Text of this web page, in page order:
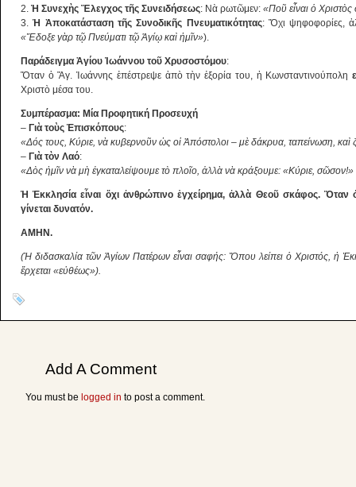
2. Ἡ Συνεχὴς Ἔλεγχος τῆς Συνειδήσεως: Νὰ ρωτῶμεν: «Ποῦ εἶναι ὁ
3.Ἡ Ἀποκατάσταση τῆς Συνοδικῆς Πνευματικότητας: Ὄχι ψηφοφορίες,
«Ἔδοξε γὰρ τῷ Πνεύματι τῷ Ἁγίῳ καὶ ἡμῖν»).
Παράδειγμα Ἁγίου Ἰωάννου τοῦ Χρυσοστόμου:
Ὅταν ὁ Ἅγ. Ἰωάννης ἐπέστρεψε ἀπὸ τὴν ἐξορία του, ἡ Κωνσταντινούπολη
Χριστὸ μέσα του.
Συμπέρασμα: Μία Προφητική Προσευχή
– Γιὰ τοὺς Ἐπισκόπους:
«Δός τους, Κύριε, νὰ κυβερνοῦν ὡς οἱ Ἀπόστολοι – μὲ δάκρυα, ταπείνωση, καὶ
– Γιὰ τὸν Λαό:
«Δὸς ἡμῖν νὰ μὴ ἐγκαταλείψουμε τὸ πλοῖο, ἀλλὰ νὰ κράξουμε: «Κύριε,
Ἡ Ἐκκλησία εἶναι ὄχι ἀνθρώπινο ἐγχείρημα, ἀλλὰ Θεοῦ σκάφος. Ὅταν
γίνεται δυνατόν.
ΑΜΗΝ.
(Ἡ διδασκαλία τῶν Ἁγίων Πατέρων εἶναι σαφής: Ὅπου λείπει ὁ Χριστός, ἡ
ἔρχεται «εὐθέως»).
Add A Comment
You must be logged in to post a comment.